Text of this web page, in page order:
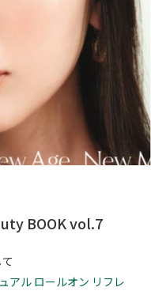
BOOK vol.7
アル ロールオン リフレ